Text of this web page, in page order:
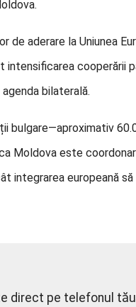
aderare la Uniunea
intensificarea cooperării
bilaterală.
bulgare—aproximativ
Moldova este
integrarea europeană
direct pe telefonul